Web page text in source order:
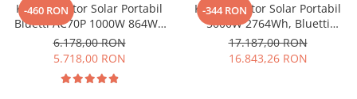
-460 RON
Kit Generator Solar Portabil
Bluetti AC70P 1000W 864Wh
LifePO4 + panou 200W
6.178,00 RON
5.718,00 RON
-344 RON
Kit Generator Solar Portabil
5000W 2764Wh, Bluetti
AC500+B300K + panou 350W
17.187,00 RON
16.843,26 RON